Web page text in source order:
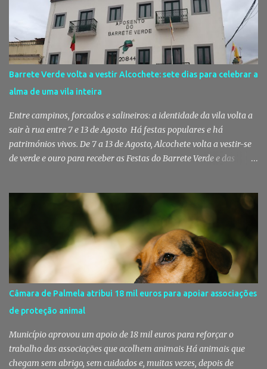
reforçando simultaneamente a proteção animal e o apoio às
pessoas em situação de maior vulnerabilidade. Cuidados de saúde
a animais de companhia de utentes do CAES A Câmara Municipal
do Montijo aprovou, por unanimidade, na reunião de 22 de Julho,
a celebração de um protocolo de colaboração com a União
Mutualista Nossa Senhora da Conceição, destinado a assegurar
assistência veterinária básica aos animais de companhia dos
utentes do Centro de Acolhimento de Emergência Social (CAES 2.0).
Segundo a ...
Barrete Verde volta a vestir Alcochete: sete dias para celebrar a
alma de uma vila inteira
Entre campinos, forcados e salineiros: a identidade da vila volta a
sair à rua entre 7 e 13 de Agosto Há festas populares e há
patrimónios vivos. De 7 a 13 de Agosto, Alcochete volta a vestir-se
de verde e ouro para receber as Festas do Barrete Verde e das
Fernando Correia Marques e Luís Sequeira lideram o cartaz
musical, mas são o campino, o salineiro, o forcado e a ligação ao
Tejo que continuam a dar alma a uma celebração que atravessa
gerações e faz da vila um dos destinos mais emblemáticos do
verão português. Aposento do Barrete Verde continua a fazer
acontecer a Festa Há um momento em que Alcochete deixa de
viver apenas junto ao rio para passar a viver com o rio. A partir
daí, o som das ruas muda, as varandas enchem-se de verde, o
cheiro da sardinha assada mistura-se com a brisa do estuário e
milhares de pessoas regressam à vila para celebrar aqu...
Câmara de Palmela atribui 18 mil euros para apoiar associações
de proteção animal
Município aprovou um apoio de 18 mil euros para reforçar o
trabalho das associações que acolhem animais Há animais que
chegam sem abrigo, sem cuidados e, muitas vezes, depois de